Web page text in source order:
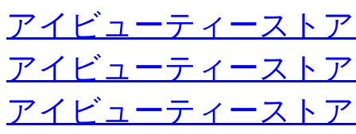
アイビューティースト
アイビューティースト
アイビューティースト